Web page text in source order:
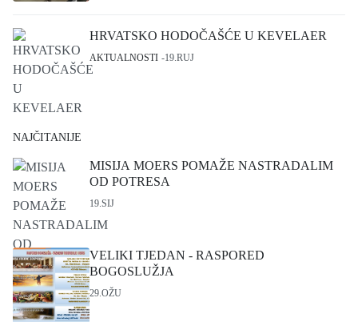
HRVATSKO HODOČAŠĆE U KEVELAER
AKTUALNOSTI 19.RUJ
NAJČITANIJE
MISIJA MOERS POMAŽE NASTRADALIM
OD POTRESA
19.SIJ
VELIKI TJEDAN - RASPORED
BOGOSLUŽJA
29.OŽU